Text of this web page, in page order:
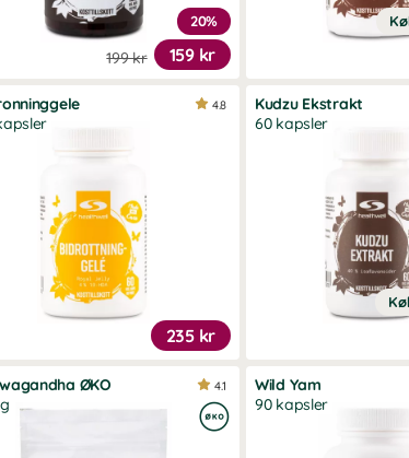
20%
159 kr
199 kr
235 kr
4.8
Kudzu Ekstrakt
60 kapsler
ØKO
4.1
Wild Yam
90 kapsler